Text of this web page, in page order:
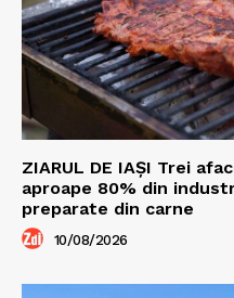
ZIARUL DE IAȘI Trei
aproape 80% din
preparate din carne
10/08/2026